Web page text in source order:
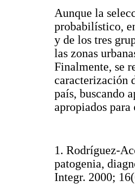
Aunque la
probabilístico,
y de los tres
las zonas
Finalmente, se
caracterización
país, buscando
apropiados para
1. Rodríguez-
patogenia,
Integr. 2000;